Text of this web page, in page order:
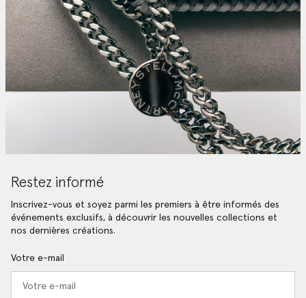
Restez informé
Inscrivez-vous et soyez parmi les premiers à être informés des
événements exclusifs, à découvrir les nouvelles collections et
nos dernières créations.
Votre e-mail